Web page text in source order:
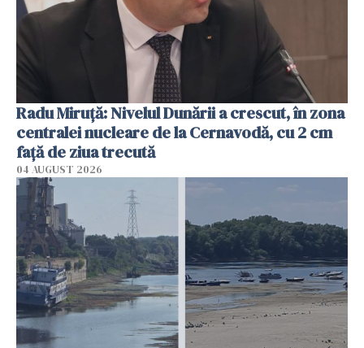
Radu Miruţă: Nivelul Dunării a crescut, în zona
centralei nucleare de la Cernavodă, cu 2 cm
faţă de ziua trecută
04 AUGUST 2026